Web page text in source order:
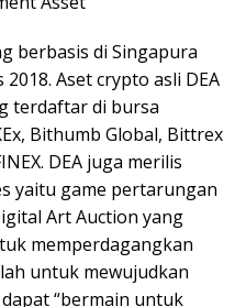
berbasis di Singapura
Aset crypto asli DEA
terdaftar di bursa
Bithumb Global, Bittrex
DEA juga merilis
yaitu game pertarungan
Art Auction yang
memperdagangkan
untuk mewujudkan
“bermain untuk